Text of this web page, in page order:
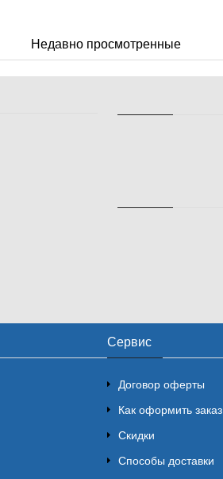
Недавно просмотренные
Сервис
Договор оферты
Как оформить заказ
Скидки
Способы доставки